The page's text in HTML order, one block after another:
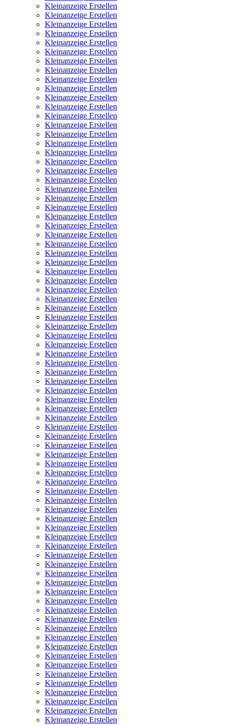
Kleinanzeige Erstellen
Kleinanzeige Erstellen
Kleinanzeige Erstellen
Kleinanzeige Erstellen
Kleinanzeige Erstellen
Kleinanzeige Erstellen
Kleinanzeige Erstellen
Kleinanzeige Erstellen
Kleinanzeige Erstellen
Kleinanzeige Erstellen
Kleinanzeige Erstellen
Kleinanzeige Erstellen
Kleinanzeige Erstellen
Kleinanzeige Erstellen
Kleinanzeige Erstellen
Kleinanzeige Erstellen
Kleinanzeige Erstellen
Kleinanzeige Erstellen
Kleinanzeige Erstellen
Kleinanzeige Erstellen
Kleinanzeige Erstellen
Kleinanzeige Erstellen
Kleinanzeige Erstellen
Kleinanzeige Erstellen
Kleinanzeige Erstellen
Kleinanzeige Erstellen
Kleinanzeige Erstellen
Kleinanzeige Erstellen
Kleinanzeige Erstellen
Kleinanzeige Erstellen
Kleinanzeige Erstellen
Kleinanzeige Erstellen
Kleinanzeige Erstellen
Kleinanzeige Erstellen
Kleinanzeige Erstellen
Kleinanzeige Erstellen
Kleinanzeige Erstellen
Kleinanzeige Erstellen
Kleinanzeige Erstellen
Kleinanzeige Erstellen
Kleinanzeige Erstellen
Kleinanzeige Erstellen
Kleinanzeige Erstellen
Kleinanzeige Erstellen
Kleinanzeige Erstellen
Kleinanzeige Erstellen
Kleinanzeige Erstellen
Kleinanzeige Erstellen
Kleinanzeige Erstellen
Kleinanzeige Erstellen
Kleinanzeige Erstellen
Kleinanzeige Erstellen
Kleinanzeige Erstellen
Kleinanzeige Erstellen
Kleinanzeige Erstellen
Kleinanzeige Erstellen
Kleinanzeige Erstellen
Kleinanzeige Erstellen
Kleinanzeige Erstellen
Kleinanzeige Erstellen
Kleinanzeige Erstellen
Kleinanzeige Erstellen
Kleinanzeige Erstellen
Kleinanzeige Erstellen
Kleinanzeige Erstellen
Kleinanzeige Erstellen
Kleinanzeige Erstellen
Kleinanzeige Erstellen
Kleinanzeige Erstellen
Kleinanzeige Erstellen
Kleinanzeige Erstellen
Kleinanzeige Erstellen
Kleinanzeige Erstellen
Kleinanzeige Erstellen
Kleinanzeige Erstellen
Kleinanzeige Erstellen
Kleinanzeige Erstellen
Kleinanzeige Erstellen
Kleinanzeige Erstellen